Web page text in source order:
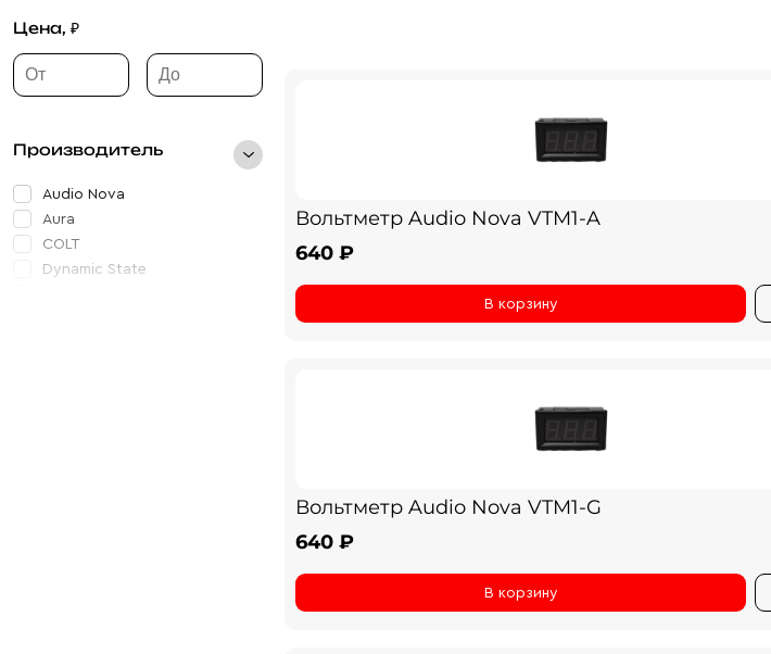
Цена, ₽
Производитель
Audio Nova
Aura
COLT
Dynamic State
Вольтметр Audio Nova VTM1-A
640 ₽
В корзину
Вольтметр Audio Nova VTM1-G
640 ₽
В корзину